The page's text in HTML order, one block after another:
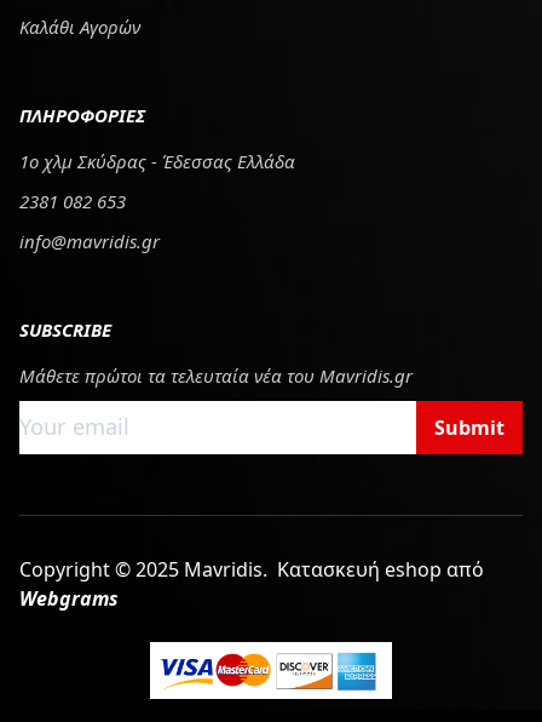
Καλάθι Αγορών
ΠΛΗΡΟΦΟΡΙΕΣ
1ο χλμ Σκύδρας - Έδεσσας Ελλάδα
2381 082 653
info@mavridis.gr
SUBSCRIBE
Μάθετε πρώτοι τα τελευταία νέα του Mavridis.gr
Submit
Copyright © 2025 Mavridis. Κατασκευή eshop από
Webgrams